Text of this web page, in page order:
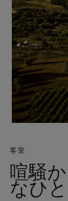
客室
喧騒
なひ